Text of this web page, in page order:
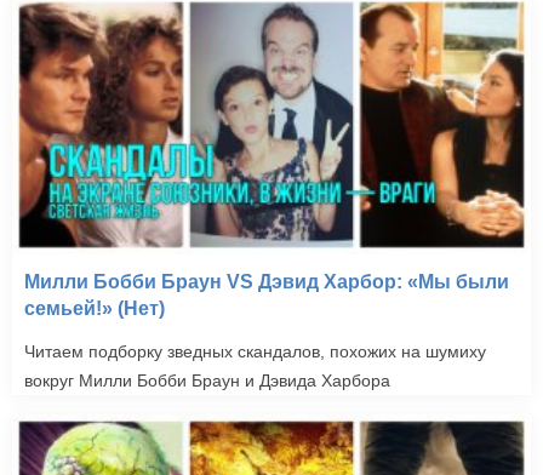
Милли Бобби Браун VS Дэвид Харбор: «Мы были
семьей!» (Нет)
Читаем подборку зведных скандалов, похожих на шумиху
вокруг Милли Бобби Браун и Дэвида Харбора